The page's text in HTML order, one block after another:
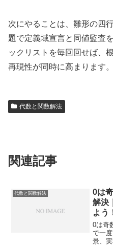
次にやることは、雛形の四
題で定義域宣言と同値監査
ックリストを毎回回せば、
再現性が同時に高まります。
代数と関数解法
関連記事
代数と関数解法
0は
解決
よう
0は奇
で一
景、